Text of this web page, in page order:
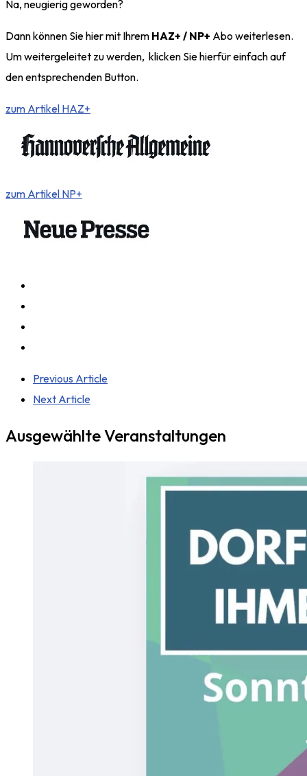
Na, neugierig geworden?
Dann können Sie hier mit Ihrem HAZ+ / NP+ Abo weiterlesen.
Um weitergeleitet zu werden, klicken Sie hierfür einfach auf
den entsprechenden Button.
zum Artikel HAZ+
zum Artikel NP+
Previous Article
Next Article
Ausgewählte Veranstaltungen